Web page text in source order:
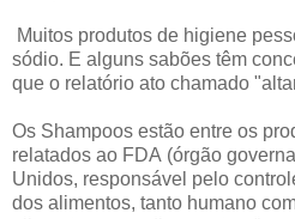
Muitos produtos de higiene
sódio. E alguns sabões têm
que o relatório ato chamado
Os Shampoos estão entre os
relatados ao FDA (órgão
Unidos, responsável pelo
dos alimentos, tanto humano